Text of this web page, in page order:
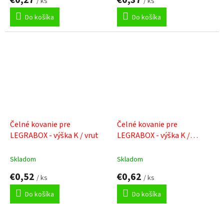
Do košíka
Do košíka
Čelné kovanie pre
LEGRABOX - výška K / vrut
Skladom
€0,52 / ks
Do košíka
Čelné kovanie pre
LEGRABOX - výška K /
Skladom
€0,62 / ks
Do košíka